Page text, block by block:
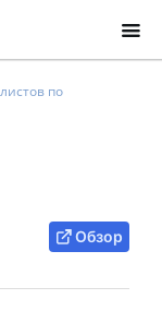
по
Обзор